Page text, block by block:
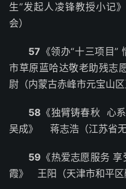
生”发起人凌锋教授小记
会）
57 《领办“十三项目
市草原蓝哈达敬老助残志
尉（内蒙古赤峰市元宝山
58 《独臂铸春秋 心
吴成》 蒋志浩（江苏省无
59 《热爱志愿服务
霞》 王阳（天津市和平区